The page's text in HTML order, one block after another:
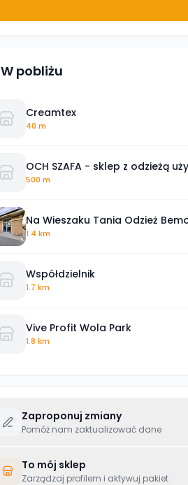
W pobliżu
Creamtex
40 m
OCH SZAFA - sklep z odzieżą
500 m
Na Wieszaku Tania Odzież
1.4 km
Współdzielnik
1.7 km
Vive Profit Wola Park
1.8 km
Zaproponuj zmiany
Pomóż nam zaktualizować dane
To mój sklep
Zarządzaj profilem i aktywuj pakiet